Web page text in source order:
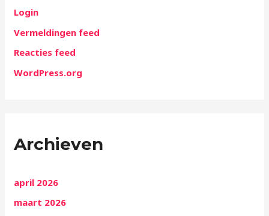
Login
Vermeldingen feed
Reacties feed
WordPress.org
Archieven
april 2026
maart 2026